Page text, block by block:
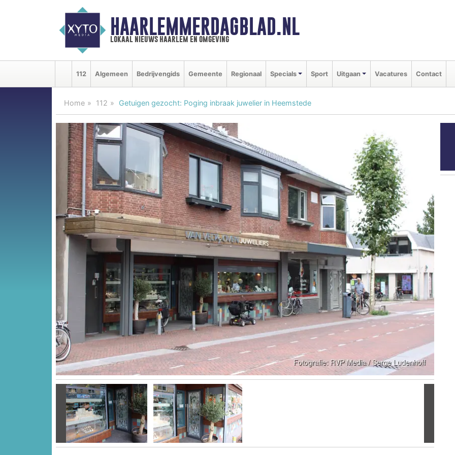
HAARLEMMERDAGBLAD.NL
lokaal nieuws haarlem en omgeving
112 Algemeen Bedrijvengids Gemeente Regionaal Specials Sport Uitgaan Vacatures Contact
Home 112 Getuigen gezocht: Poging inbraak juwelier in Heemstede
Vorige